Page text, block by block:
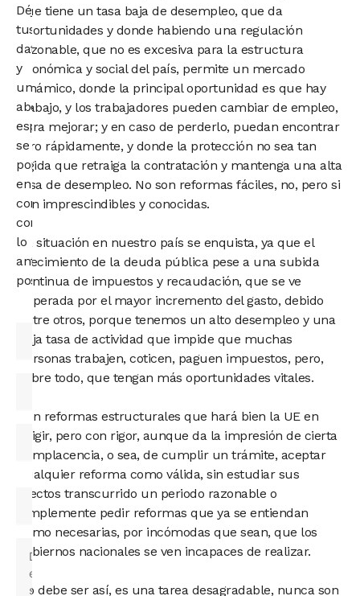
que tiene un tasa baja de desempleo, que da
oportunidades y donde habiendo una regulación
razonable, que no es excesiva para la estructura
económica y social del país, permite un mercado
dinámico, donde la principal oportunidad es que hay
trabajo, y los trabajadores pueden cambiar de empleo,
para mejorar; y en caso de perderlo, puedan encontrar
otro rápidamente, y donde la protección no sea tan
rígida que retraiga la contratación y mantenga una alta
tasa de desempleo. No son reformas fáciles, no, pero si
son imprescindibles y conocidas.
La situación en nuestro país se enquista, ya que el
crecimiento de la deuda pública pese a una subida
continua de impuestos y recaudación, que se ve
superada por el mayor incremento del gasto, debido
entre otros, porque tenemos un alto desempleo y una
baja tasa de actividad que impide que muchas
personas trabajen, coticen, paguen impuestos, pero,
sobre todo, que tengan más oportunidades vitales.
Son reformas estructurales que hará bien la UE en
exigir, pero con rigor, aunque da la impresión de cierta
complacencia, o sea, de cumplir un trámite, aceptar
cualquier reforma como válida, sin estudiar sus
efectos transcurrido un periodo razonable o
simplemente pedir reformas que ya se entiendan
como necesarias, por incómodas que sean, que los
gobiernos nacionales se ven incapaces de realizar.
No debe ser así, es una tarea desagradable, nunca son
Déjanos
tus
datos
y
un
abogado
especialista
se
pondrá
en
contacto
contigo
lo
antes
posible.